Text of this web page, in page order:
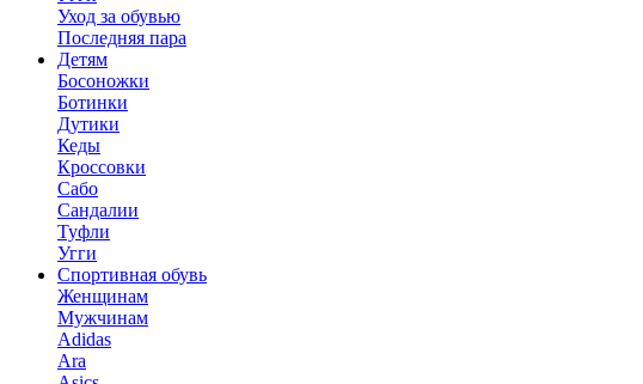
Уход за обувью
Последняя пара
Детям
Босоножки
Ботинки
Дутики
Кеды
Кроссовки
Сабо
Сандалии
Туфли
Угги
Спортивная обувь
Женщинам
Мужчинам
Adidas
Ara